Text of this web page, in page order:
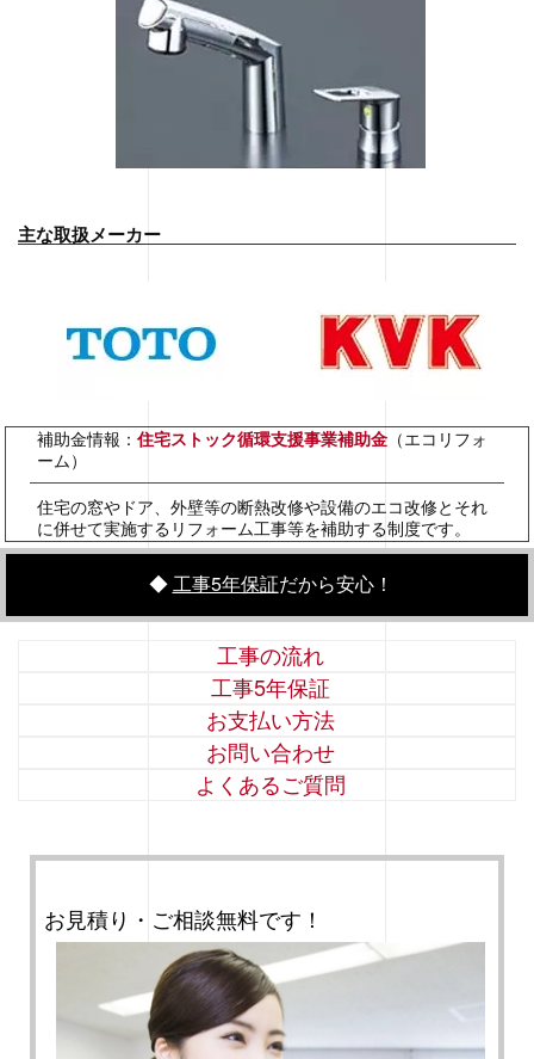
主な取扱メーカー
補助金情報：住宅ストック循環支援事業補助金 （エコリフォ
ーム）
住宅の窓やドア、外壁等の断熱改修や設備のエコ改修とそれ
に併せて実施するリフォーム工事等を補助する制度です。
◆工事5年保証だから安心！
工事の流れ
工事5年保証
お支払い方法
お問い合わせ
よくあるご質問
お見積り・ご相談無料です！